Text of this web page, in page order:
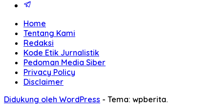
Home
Tentang Kami
Redaksi
Kode Etik Jurnalistik
Pedoman Media Siber
Privacy Policy
Disclaimer
Didukung oleh WordPress - Tema: wpberita.